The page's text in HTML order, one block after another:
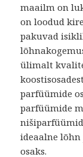
maailm on
on loodud
pakuvad
ülimalt
parfüümide
parfüümide
ideaalne
osaks.